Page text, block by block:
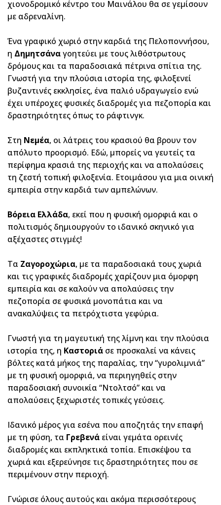
χιονοδρομικό κέντρο του Μαινάλου θα σε γεμίσουν
με αδρεναλίνη.
Ένα γραφικό χωριό στην καρδιά της Πελοποννήσου,
η Δημητσάναγοητεύει με τους λιθόστρωτους
δρόμους και τα παραδοσιακά πέτρινα σπίτια της.
Γνωστή για την πλούσια ιστορία της, φιλοξενεί
βυζαντινές εκκλησίες, ένα παλιό υδραγωγείο ενώ
έχει υπέροχες φυσικές διαδρομές για πεζοπορία και
δραστηριότητες όπως το ράφτινγκ.
Στη Νεμέα, οι λάτρεις του κρασιού θα βρουν τον
απόλυτο προορισμό. Εδώ, μπορείς να γευτείς τα
περίφημα κρασιά της περιοχής και να απολαύσεις
τη ζεστή τοπική φιλοξενία. Ετοιμάσου για μια οινική
εμπειρία στην καρδιά των αμπελώνων.
Βόρεια Ελλάδα, εκεί που η φυσική ομορφιά και ο
πολιτισμός δημιουργούν το ιδανικό σκηνικό για
αξέχαστες στιγμές!
Τα Ζαγοροχώρια, με τα παραδοσιακά τους χωριά
και τις γραφικές διαδρομές χαρίζουν μια όμορφη
εμπειρία και σε καλούν να απολαύσεις την
πεζοπορία σε φυσικά μονοπάτια και να
ανακαλύψεις τα πετρόχτιστα γεφύρια.
Γνωστή για τη μαγευτική της λίμνη και την πλούσια
ιστορία της, η Καστοριά σε προσκαλεί να κάνεις
βόλτες κατά μήκος της παραλίας, την “γυρολιμνιά”
με τη φυσική ομορφιά, να περιηγηθείς στην
παραδοσιακή συνοικία “Ντολτσό” και να
απολαύσεις ξεχωριστές τοπικές γεύσεις.
Ιδανικό μέρος για εσένα που αποζητάς την επαφή
με τη φύση, τα Γρεβενά είναι γεμάτα ορεινές
διαδρομές και εκπληκτικά τοπία. Επισκέψου τα
χωριά και εξερεύνησε τις δραστηριότητες που σε
περιμένουν στην περιοχή.
Γνώρισε όλους αυτούς και ακόμα περισσότερους